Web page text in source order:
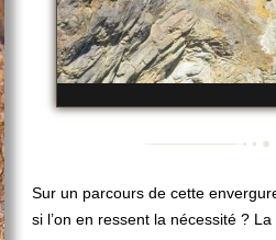
Sur un parcours de cette
si l’on en ressent la nécessité ?